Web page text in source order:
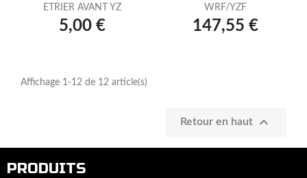
ETRIER AVANT YZ
5,00 €
WRF/YZF
147,55 €
Affichage 1-12 de 12 article(s)
Retour en haut 
PRODUITS